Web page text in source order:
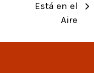
Está en el
Aire